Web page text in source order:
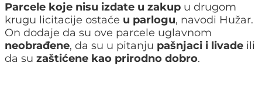
Parcele koje nisu izdate u zakup u drugom
krugu licitacije ostaće u parlogu, navodi Hužar.
On dodaje da su ove parcele uglavnom
neobrađene, da su u pitanju pašnjaci i livade ili
da su zaštićene kao prirodno dobro.